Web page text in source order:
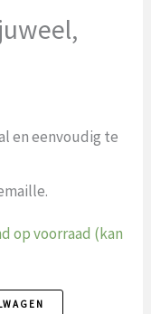
en eenvoudig te
op voorraad (kan